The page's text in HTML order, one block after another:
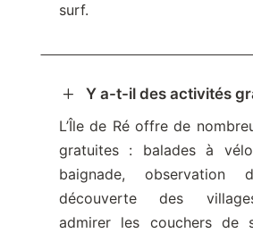
surf.
L
Y a-t-il des activités
L’Île de Ré offre de
gratuites : balades à
baignade, observation
découverte des
admirer les couchers de